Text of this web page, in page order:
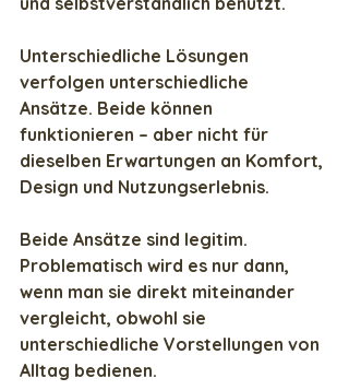
Unterschiedliche Lösungen
verfolgen unterschiedliche
Ansätze. Beide können
funktionieren – aber nicht für
dieselben Erwartungen an Komfort,
Design und Nutzungserlebnis.
Beide Ansätze sind legitim.
Problematisch wird es nur dann,
wenn man sie direkt miteinander
vergleicht, obwohl sie
unterschiedliche Vorstellungen von
Alltag bedienen.